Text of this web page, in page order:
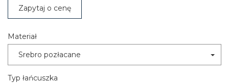
Zapytaj o cenę
Materiał
Srebro pozłacane
Typ łańcuszka